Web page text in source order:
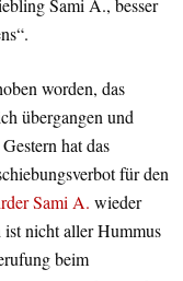
Sami A., besser
worden, das
übergangen und
hat das
für den
Sami A. wieder
nicht aller Hummus
beim